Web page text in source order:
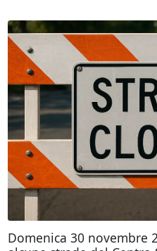
Domenica 30 novembre